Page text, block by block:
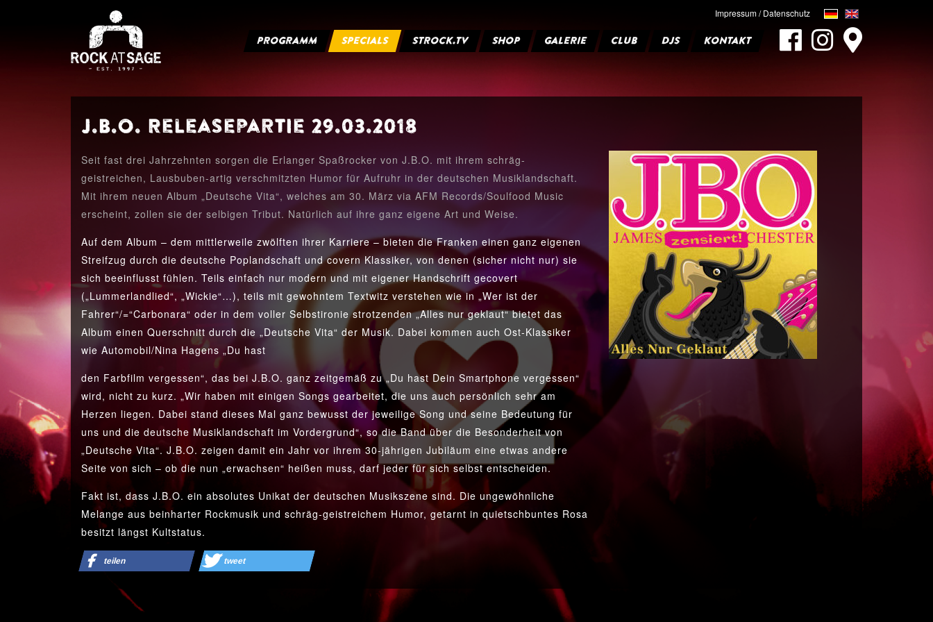
Impressum / Datenschutz
PROGRAMM SPECIALS STROCK.TV SHOP GALERIE CLUB DJS KONTAKT
J.B.O. Releasepartie 29.03.2018
Seit fast drei Jahrzehnten sorgen die Erlanger Spaßrocker von J.B.O. mit ihrem schräg-
geistreichen, Lausbuben-artig verschmitzten Humor für Aufruhr in der deutschen Musiklandschaft.
Mit ihrem neuen Album „Deutsche Vita“, welches am 30. März via AFM Records/Soulfood Music
erscheint, zollen sie der selbigen Tribut. Natürlich auf ihre ganz eigene Art und Weise.
Auf dem Album – dem mittlerweile zwölften ihrer Karriere – bieten die Franken einen ganz eigenen
Streifzug durch die deutsche Poplandschaft und covern Klassiker, von denen (sicher nicht nur) sie
sich beeinflusst fühlen. Teils einfach nur modern und mit eigener Handschrift gecovert
(„Lummerlandlied“, „Wickie“…), teils mit gewohntem Textwitz verstehen wie in „Wer ist der
Fahrer“/=“Carbonara“ oder in dem voller Selbstironie strotzenden „Alles nur geklaut“ bietet das
Album einen Querschnitt durch die „Deutsche Vita“ der Musik. Dabei kommen auch Ost-Klassiker
wie Automobil/Nina Hagens „Du hast
den Farbfilm vergessen“, das bei J.B.O. ganz zeitgemäß zu „Du hast Dein Smartphone vergessen“
wird, nicht zu kurz. „Wir haben mit einigen Songs gearbeitet, die uns auch persönlich sehr am
Herzen liegen. Dabei stand dieses Mal ganz bewusst der jeweilige Song und seine Bedeutung für
uns und die deutsche Musiklandschaft im Vordergrund“, so die Band über die Besonderheit von
„Deutsche Vita“. J.B.O. zeigen damit ein Jahr vor ihrem 30-jährigen Jubiläum eine etwas andere
Seite von sich – ob die nun „erwachsen“ heißen muss, darf jeder für sich selbst entscheiden.
Fakt ist, dass J.B.O. ein absolutes Unikat der deutschen Musikszene sind. Die ungewöhnliche
Melange aus beinharter Rockmusik und schräg-geistreichem Humor, getarnt in quietschbuntes Rosa
besitzt längst Kultstatus.
teilen tweet